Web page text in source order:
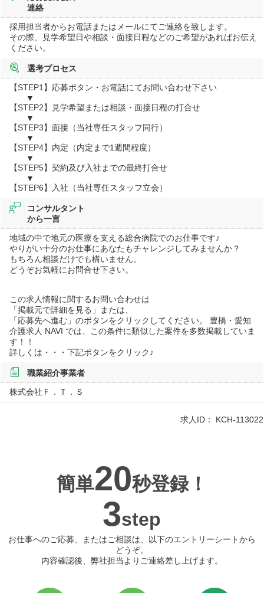
連絡
採用担当者からお電話またはメールにてご連絡を致します。
その際、見学希望日や相談・面接日程などのご希望があればお伝え
ください。
選考プロセス
【STEP1】応募ボタン・お電話にてお問い合わせ下さい
▼
【STEP2】見学希望または相談・面接日程の打合せ
▼
【STEP3】面接（当社専任スタッフ同行）
▼
【STEP4】内定（内定まで1週間程度）
▼
【STEP5】契約及び入社までの最終打合せ
▼
【STEP6】入社（当社専任スタッフ立会）
コンサルタント
から一言
地域の中で地元の医療を支える総合病院でのお仕事です♪
やりがい十分のお仕事にあなたもチャレンジしてみませんか？
もちろん相談だけでも構いません。
どうぞお気軽にお問合せ下さい。
この求人情報に関するお問い合わせは
「掲載元で詳細を見る」または、
「応募先へ進む」のボタンをクリックしてください。 豊橋・愛知
介護求人 NAVI では、この条件に類似した案件を多数掲載していま
す！！
詳しくは・・・下記ボタンをクリック♪
職業紹介事業者
株式会社Ｆ．Ｔ．Ｓ
求人ID： KCH-113022
簡単20秒登録！
3step
お仕事へのご応募、またはご相談は、以下のエントリーシートから
どうぞ。
内容確認後、弊社担当よりご連絡差し上げます。